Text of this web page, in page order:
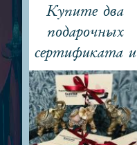
Купите два
подарочных
сертификата и
получите
третий в
подарок!